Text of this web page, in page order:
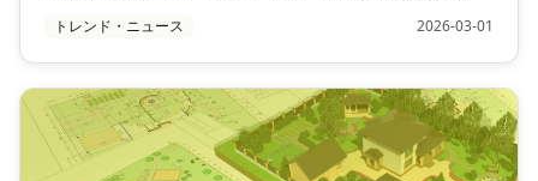
トレンド・ニュース 2026-03-01